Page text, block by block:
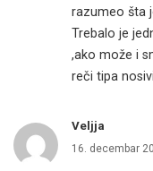
razumeo šta
Trebalo je
,ako može i
reči tipa
Veljja
16. decembar